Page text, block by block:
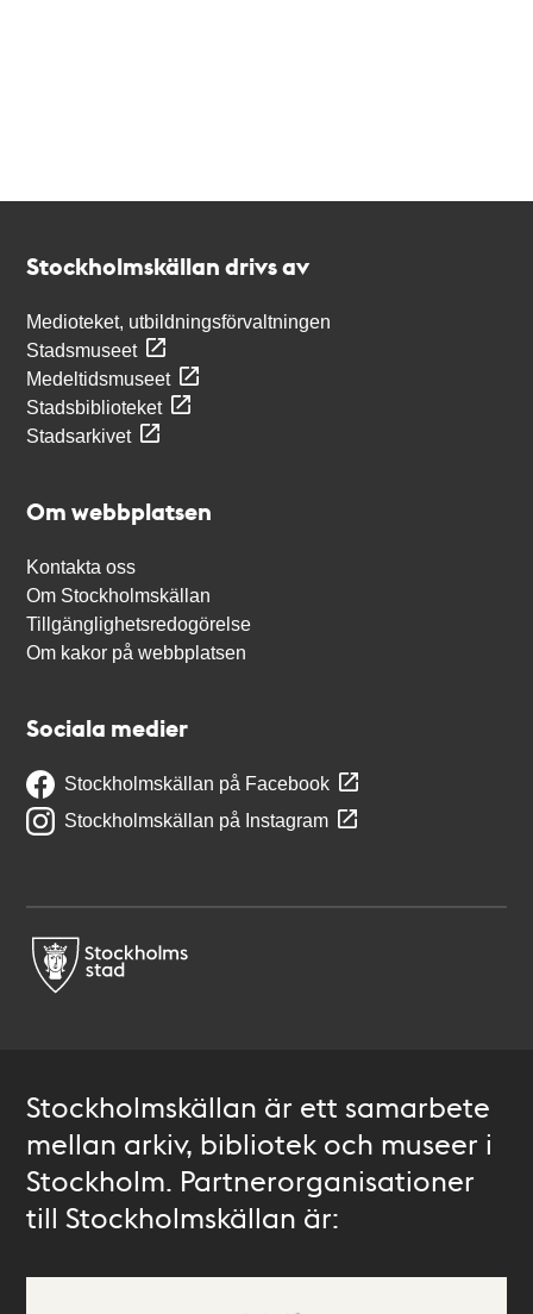
Stockholmskällan drivs av
Medioteket, utbildningsförvaltningen
Stadsmuseet
Medeltidsmuseet
Stadsbiblioteket
Stadsarkivet
Om webbplatsen
Kontakta oss
Om Stockholmskällan
Tillgänglighetsredogörelse
Om kakor på webbplatsen
Sociala medier
Stockholmskällan på Facebook
Stockholmskällan på Instagram
Stockholmskällan är ett samarbete
mellan arkiv, bibliotek och museer i
Stockholm. Partnerorganisationer
till Stockholmskällan är: